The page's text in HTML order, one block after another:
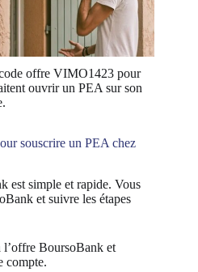
offre VIMO1423 pour
ouvrir un PEA sur son
souscrire un PEA chez
est simple et rapide. Vous
et suivre les étapes
l’offre BoursoBank et
compte.